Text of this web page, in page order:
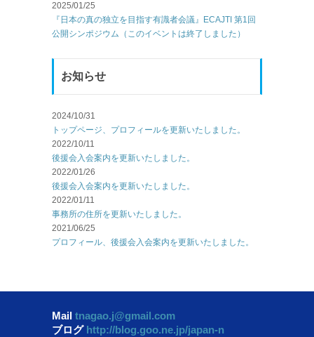
2025/01/25
『日本の真の独立を目指す有識者会議』ECAJTI 第1回
公開シンポジウム（このイベントは終了しました）
お知らせ
2024/10/31
トップページ、プロフィールを更新いたしました。
2022/10/11
後援会入会案内を更新いたしました。
2022/01/26
後援会入会案内を更新いたしました。
2022/01/11
事務所の住所を更新いたしました。
2021/06/25
プロフィール、後援会入会案内を更新いたしました。
Mail tnagao.j@gmail.com
ブログ http://blog.goo.ne.jp/japan-n